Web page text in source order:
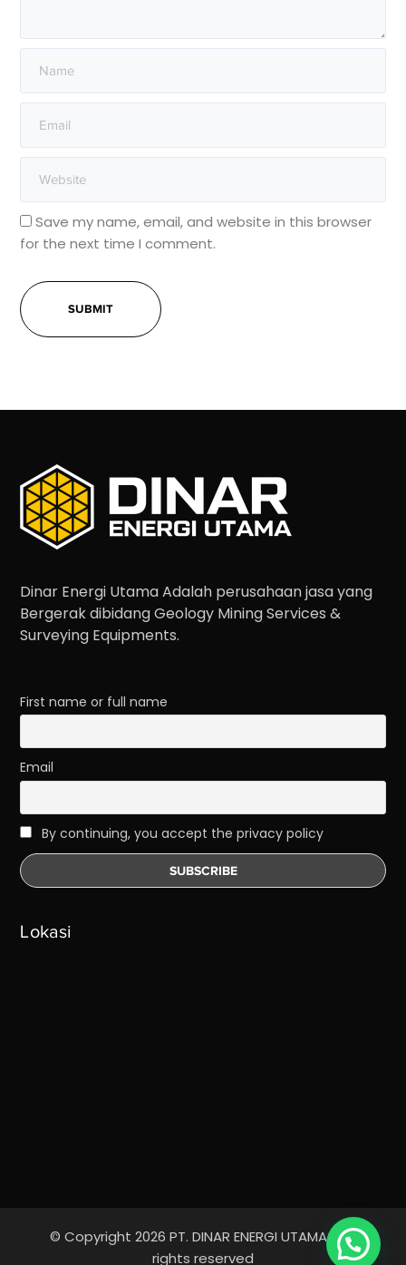
Save my name, email, and website in this browser
for the next time I comment.
Dinar Energi Utama Adalah perusahaan jasa yang
Bergerak dibidang Geology Mining Services &
Surveying Equipments.
First name or full name
Email
By continuing, you accept the privacy policy
Lokasi
© Copyright 2026 PT. DINAR ENERGI UTAMA - All
rights reserved